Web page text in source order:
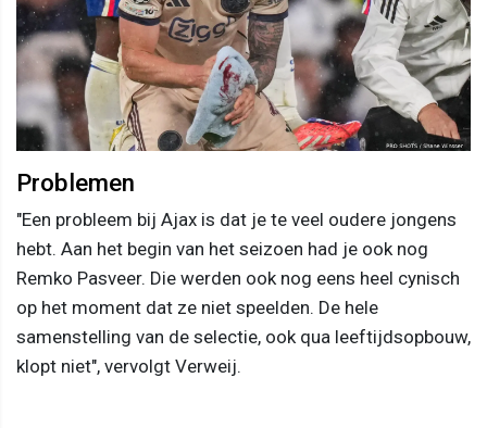
Problemen
"Een probleem bij Ajax is dat je te veel oudere jongens
hebt. Aan het begin van het seizoen had je ook nog
Remko Pasveer. Die werden ook nog eens heel cynisch
op het moment dat ze niet speelden. De hele
samenstelling van de selectie, ook qua leeftijdsopbouw,
klopt niet", vervolgt Verweij.